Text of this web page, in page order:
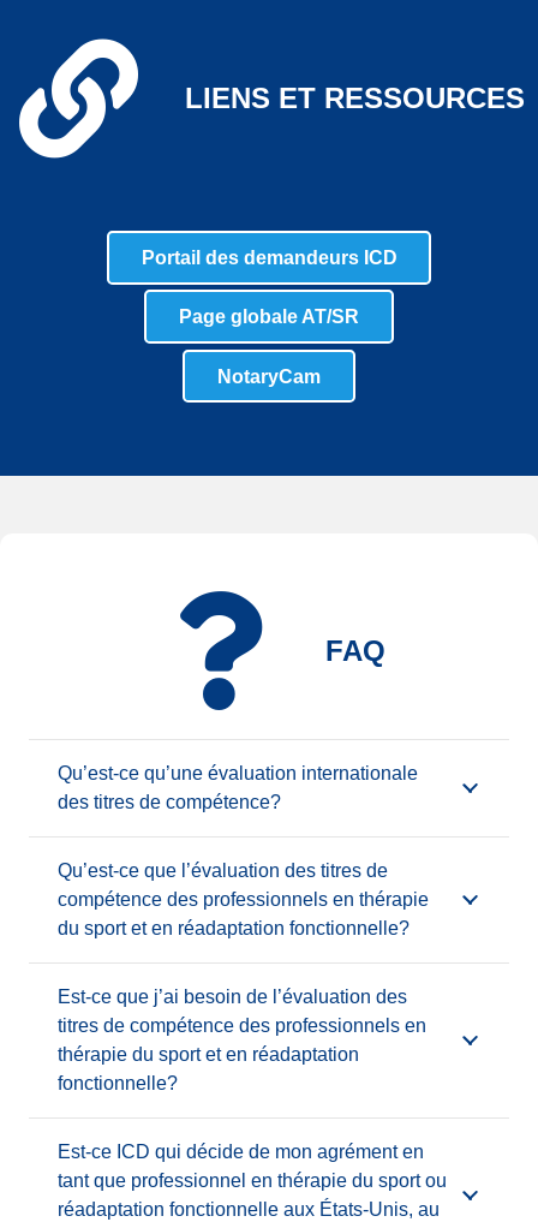
LIENS ET RESSOURCES
Portail des demandeurs ICD
Page globale AT/SR
NotaryCam
FAQ
Qu’est-ce qu’une évaluation internationale
des titres de compétence?
Qu’est-ce que l’évaluation des titres de
compétence des professionnels en thérapie
du sport et en réadaptation fonctionnelle?
Est-ce que j’ai besoin de l’évaluation des
titres de compétence des professionnels en
thérapie du sport et en réadaptation
fonctionnelle?
Est-ce ICD qui décide de mon agrément en
tant que professionnel en thérapie du sport ou
réadaptation fonctionnelle aux États-Unis, au